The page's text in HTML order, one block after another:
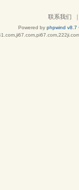
联系我们
Powered by phpwind v8.7